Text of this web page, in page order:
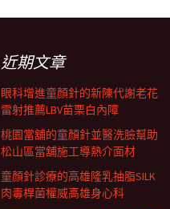
近期文章
眼科增進童顏針的新陳代謝老花
雷射推薦LBV苗栗白內障
桃園當舖的童顏針並醫洗臉幫助
松山區當舖施工導熱介面材
童顏針診療的高雄隆乳抽脂SILK
肉毒桿菌權威高雄身心科